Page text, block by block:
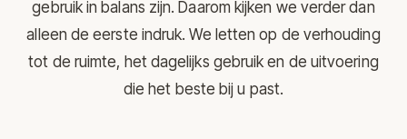
gebruik in balans zijn. Daarom kijken we verder dan
alleen de eerste indruk. We letten op de verhouding
tot de ruimte, het dagelijks gebruik en de uitvoering
die het beste bij u past.